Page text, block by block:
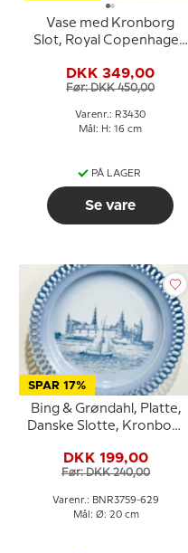
Vase med Kronborg
Slot, Royal Copenhagen
DKK 349,00
Før: DKK 450,00
Varenr.: R3430
Mål: H: 16 cm
PÅ LAGER
Se vare
SPAR 17%
Bing & Grøndahl, Platte,
Danske Slotte, Kronborg
DKK 199,00
Før: DKK 240,00
Varenr.: BNR3759-629
Mål: Ø: 20 cm